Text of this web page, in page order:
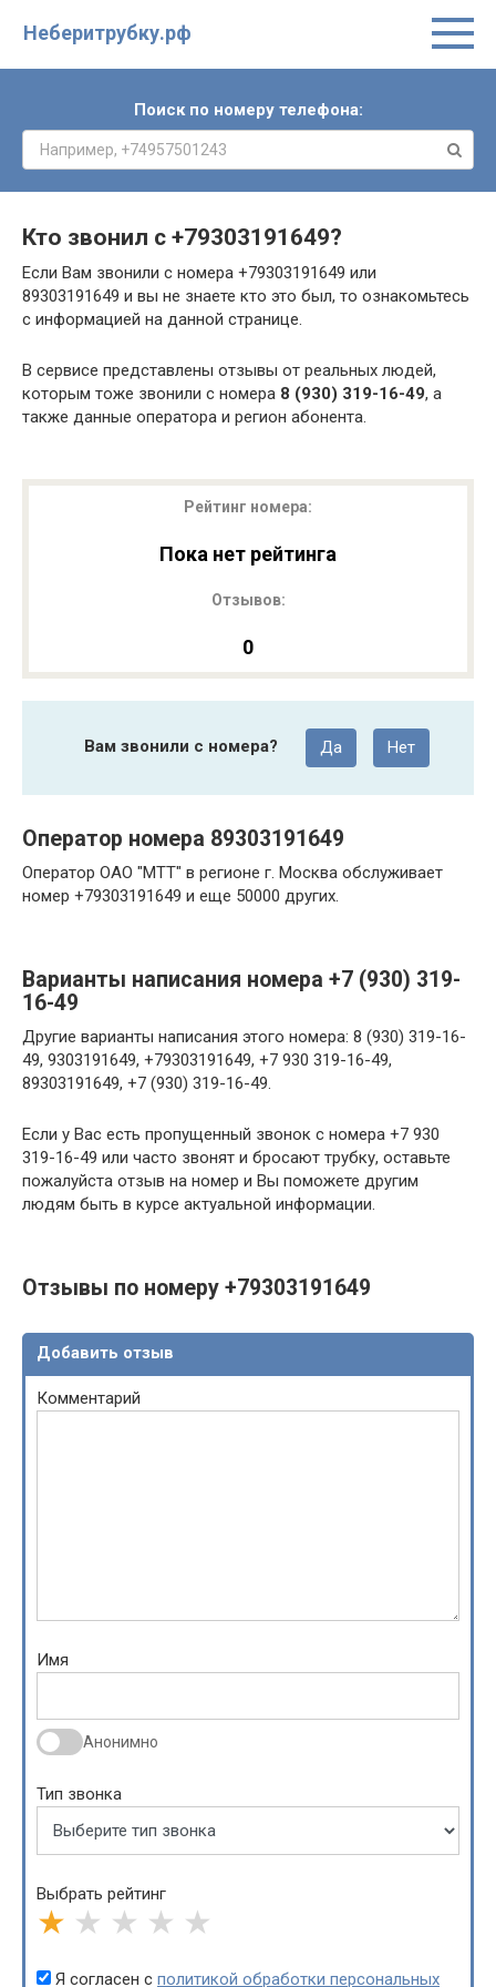
Неберитрубку.рф
Поиск по номеру телефона:
Кто звонил с +79303191649?
Если Вам звонили с номера +79303191649 или
89303191649 и вы не знаете кто это был, то ознакомьтесь
с информацией на данной странице.
В сервисе представлены отзывы от реальных людей,
которым тоже звонили с номера 8 (930) 319-16-49, а
также данные оператора и регион абонента.
Рейтинг номера:
Пока нет рейтинга
Отзывов:
0
Вам звонили с номера? Да Нет
Оператор номера 89303191649
Оператор ОАО "МТТ" в регионе г. Москва обслуживает
номер +79303191649 и еще 50000 других.
Варианты написания номера +7 (930) 319-
16-49
Другие варианты написания этого номера: 8 (930) 319-16-
49, 9303191649, +79303191649, +7 930 319-16-49,
89303191649, +7 (930) 319-16-49.
Если у Вас есть пропущенный звонок с номера +7 930
319-16-49 или часто звонят и бросают трубку, оставьте
пожалуйста отзыв на номер и Вы поможете другим
людям быть в курсе актуальной информации.
Отзывы по номеру +79303191649
Добавить отзыв
Комментарий
Имя
Анонимно
Тип звонка
Выбрать рейтинг
★ ★ ★ ★ ★
Я согласен с политикой обработки персональных